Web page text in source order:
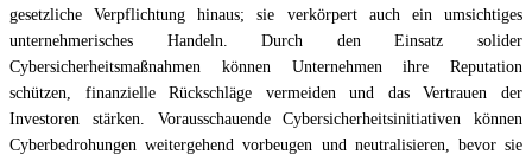
gesetzliche Verpflichtung hinaus; sie verkörpert auch ein umsichtiges
unternehmerisches Handeln. Durch den Einsatz solider
Cybersicherheitsmaßnahmen können Unternehmen ihre Reputation
schützen, finanzielle Rückschläge vermeiden und das Vertrauen der
Investoren stärken. Vorausschauende Cybersicherheitsinitiativen können
Cyberbedrohungen weitergehend vorbeugen und neutralisieren, bevor sie